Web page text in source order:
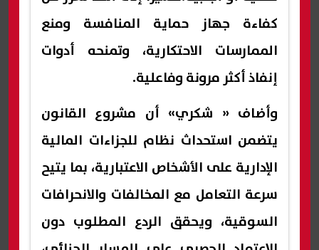
كفاءة جهاز حماية المنافسة ومنع
الممارسات الاحتكارية، وتمنحه أدوات
إنفاذ أكثر مرونة وفاعلية.
وأضاف « شكري» أن مشروع القانون
يتضمن استحداث نظام للجزاءات المالية
الإدارية على الأشخاص الاعتبارية، بما يتيح
سرعة التعامل مع المخالفات والانحرافات
السوقية، ويحقق الردع المطلوب دون